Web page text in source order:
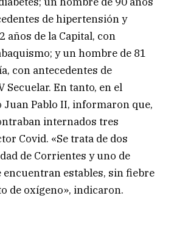
de hipertensión y
años de la Capital, con
y un hombre de 81
con antecedentes de
Secuelar. En tanto, en el
Pablo II, informaron que,
internados tres
Covid. «Se trata de dos
de Corrientes y uno de
encuentran estables, sin fiebre
de oxígeno», indicaron.